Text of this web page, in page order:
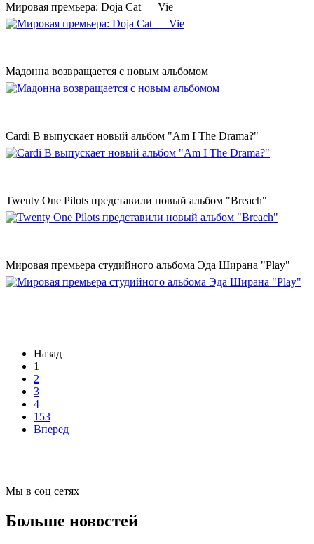
Мировая премьера: Doja Cat — Vie
Мадонна возвращается с новым альбомом
Cardi B выпускает новый альбом "Am I The Drama?"
Twenty One Pilots представили новый альбом "Breach"
Мировая премьера студийного альбома Эда Ширана "Play"
Назад
1
2
3
4
153
Вперед
Мы в соц сетях
Больше новостей